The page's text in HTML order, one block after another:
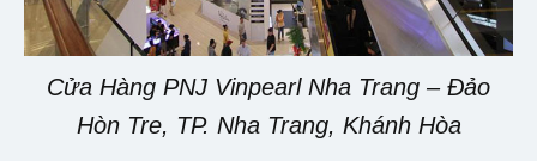
Cửa Hàng PNJ Vinpearl Nha Trang – Đảo
Hòn Tre, TP. Nha Trang, Khánh Hòa